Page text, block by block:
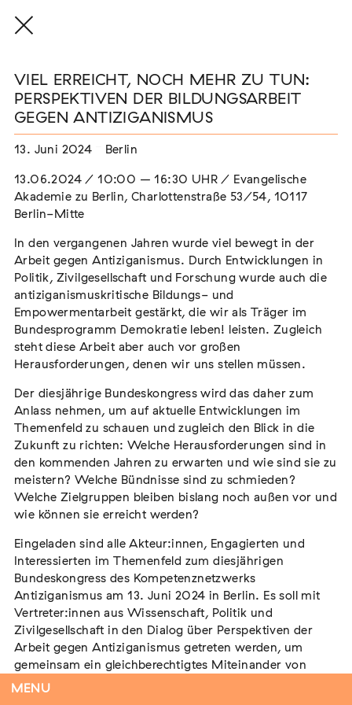
MENU
THE THREAD THAT HOLDS / DER FADEN,
DER HÄLT
22. Juli 2026 - 04. Oktober 2026 Augsburg
Der Weg der Sinti und Roma
02. August 2026 - 16. August 2026 Darmstadt
Tag der Menschlichkeit Verband Deutscher
Sinti und Roma, Landesverband Rheinland-
Pfalz nimmt teil
22. August 2026 Landau in der Pfalz
Vom Vorurteil zur Gewalt: Politische und
soziale Feindbilder in Geschichte und
Gegenwart
Extern
15. September 2026 Dortmund
VIEL ERREICHT, NOCH MEHR ZU TUN:
PERSPEKTIVEN DER BILDUNGSARBEIT
GEGEN ANTIZIGANISMUS
13. Juni 2024 Berlin
13.06.2024 / 10:00 – 16:30 UHR / Evangelische
Akademie zu Berlin, Charlottenstraße 53/54, 10117
Berlin-Mitte
In den vergangenen Jahren wurde viel bewegt in der
Arbeit gegen Antiziganismus. Durch Entwicklungen in
Politik, Zivilgesellschaft und Forschung wurde auch die
antiziganismuskritische Bildungs- und
Empowermentarbeit gestärkt, die wir als Träger im
Bundesprogramm Demokratie leben! leisten. Zugleich
steht diese Arbeit aber auch vor großen
Herausforderungen, denen wir uns stellen müssen.
Der diesjährige Bundeskongress wird das daher zum
Anlass nehmen, um auf aktuelle Entwicklungen im
Themenfeld zu schauen und zugleich den Blick in die
Zukunft zu richten: Welche Herausforderungen sind in
den kommenden Jahren zu erwarten und wie sind sie zu
meistern? Welche Bündnisse sind zu schmieden?
Welche Zielgruppen bleiben bislang noch außen vor und
wie können sie erreicht werden?
Eingeladen sind alle Akteur:innen, Engagierten und
Interessierten im Themenfeld zum diesjährigen
Bundeskongress des Kompetenznetzwerks
Antiziganismus am 13. Juni 2024 in Berlin. Es soll mit
Vertreter:innen aus Wissenschaft, Politik und
Zivilgesellschaft in den Dialog über Perspektiven der
Arbeit gegen Antiziganismus getreten werden, um
gemeinsam ein gleichberechtigtes Miteinander von
Minderheit und Mehrheit und eine starke pluralistische